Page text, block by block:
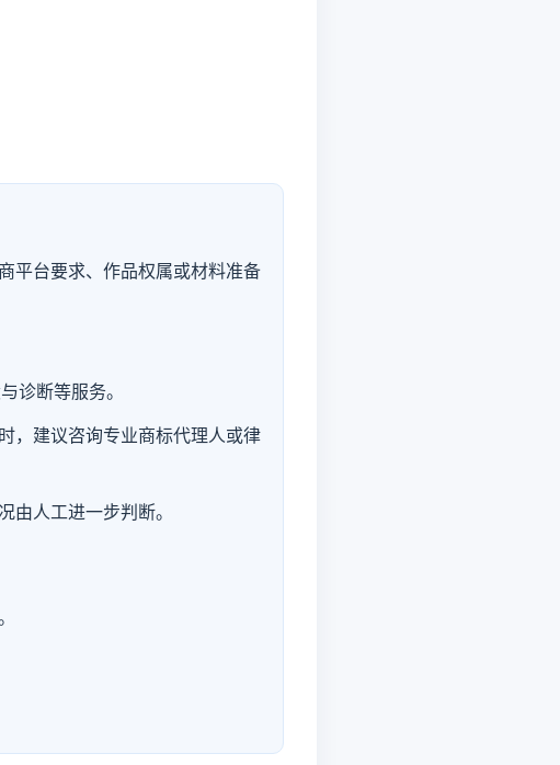
平台要求、作品权属或材料准备
诊断等服务。
，建议咨询专业商标代理人或律
由人工进一步判断。